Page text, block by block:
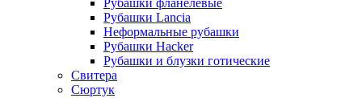
Рубашки Lancia
Неформальные рубашки
Рубашки Hacker
Рубашки и блузки готические
Свитера
Сюртук